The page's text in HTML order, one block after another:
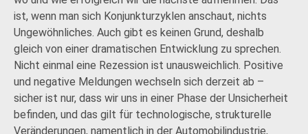
ist, wenn man sich Konjunkturzyklen anschaut, nichts
Ungewöhnliches. Auch gibt es keinen Grund, deshalb
gleich von einer dramatischen Entwicklung zu sprechen.
Nicht einmal eine Rezession ist unausweichlich. Positive
und negative Meldungen wechseln sich derzeit ab –
sicher ist nur, dass wir uns in einer Phase der Unsicherheit
befinden, und das gilt für technologische, strukturelle
Veränderungen, namentlich in der Automobilindustrie,